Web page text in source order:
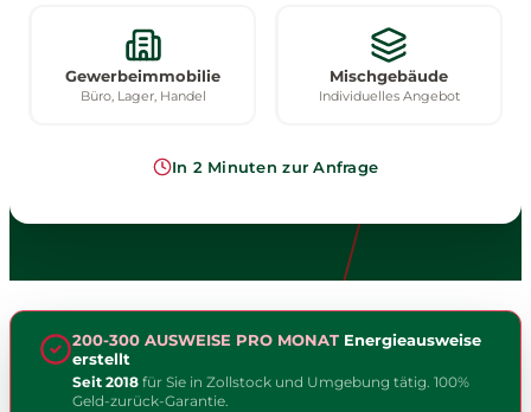
Gewerbeimmobilie
Büro, Lager, Handel
Mischgebäude
Individuelles Angebot
In 2 Minuten zur Anfrage
200-300 AUSWEISE PRO MONAT Energieausweise
erstellt
Seit 2018 für Sie in Zollstock und Umgebung tätig. 100%
Geld-zurück-Garantie.